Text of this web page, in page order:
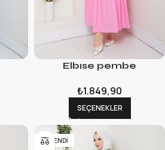
Elbıse pembe
₺1.849,90
SEÇENEKLER
TÜKENDI